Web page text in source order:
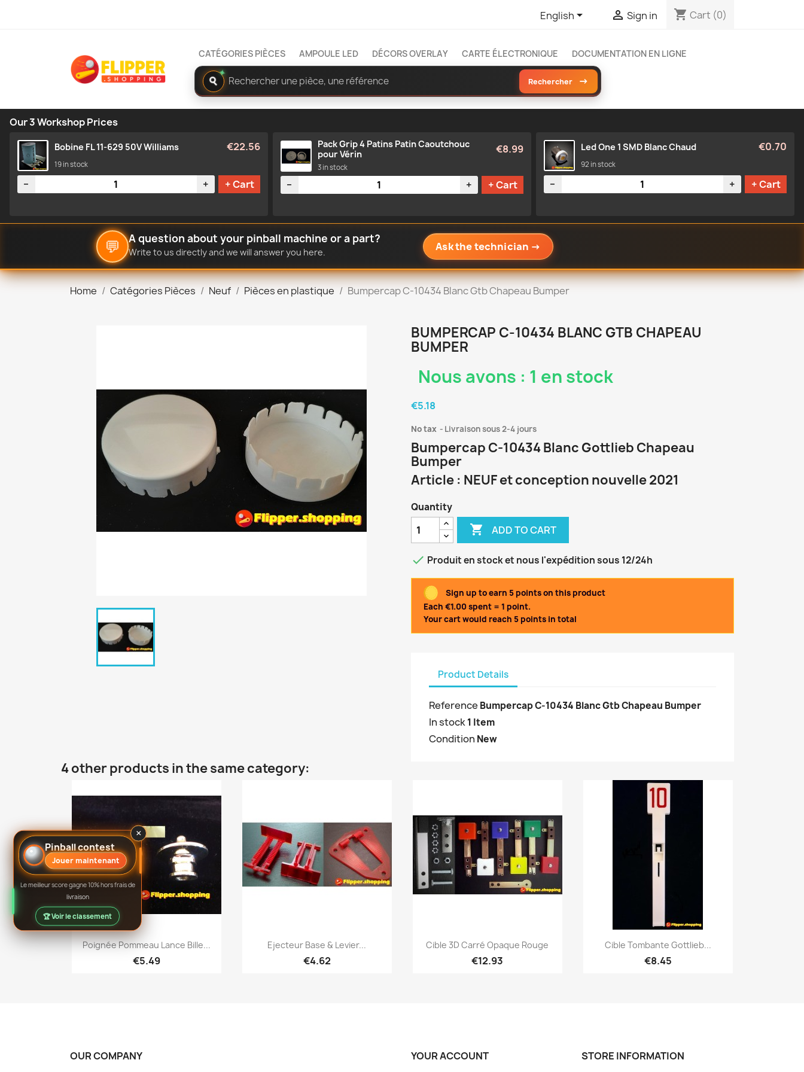
English  Sign in shopping_cart Cart (0)
CATÉGORIES PIÈCES AMPOULE LED DÉCORS OVERLAY CARTE ÉLECTRONIQUE DOCUMENTATION EN LIGNE
✦
Rechercher
dans
le
catalogue
Rechercher →
Our 3 Workshop Prices
Bobine FL 11-629 50V Williams €22.56
19 in stock
Quantity
− + + Cart
Pack Grip 4 Patins Patin Caoutchouc
pour Vérin
€8.99
3 in stock
Quantity
− + + Cart
Led One 1 SMD Blanc Chaud €0.70
92 in stock
Quantity
− + + Cart
💬 A question about your pinball machine or a part?
Write to us directly and we will answer you here. Ask the technician →
Home Catégories Pièces Neuf Pièces en plastique Bumpercap C-10434 Blanc Gtb Chapeau Bumper
BUMPERCAP C-10434 BLANC GTB CHAPEAU
BUMPER
Nous avons : 1 en stock
€5.18
No tax Livraison sous 2-4 jours
Bumpercap C-10434 Blanc Gottlieb Chapeau
Bumper
Article : NEUF et conception nouvelle 2021
Quantity
 ADD TO CART
 Produit en stock et nous l'expédition sous 12/24h
Sign up to earn 5 points on this product
Each €1.00 spent = 1 point.
Your cart would reach 5 points in total
Product Details
Reference Bumpercap C-10434 Blanc Gtb Chapeau Bumper
In stock1 Item
Condition New
4 other products in the same category:
Quick view
Poignée Pommeau Lance Bille...
€5.49
Quick view
Ejecteur Base & Levier...
€4.62
Quick view
Cible 3D Carré Opaque Rouge
€12.93
Quick view
Cible Tombante Gottlieb...
€8.45
OUR COMPANY YOUR ACCOUNT STORE INFORMATION
×
Pinball contest
Jouer maintenant
Le meilleur score gagne 10% hors frais de
livraison
🏆 Voir le classement